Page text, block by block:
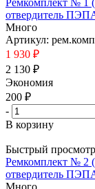
отвердитель
Много
Артикул:
1 930 ₽
2 130 ₽
Экономия
200 ₽
-
В корзину
Быстрый просмотр
Ремкомплект № 2
отвердитель
Много